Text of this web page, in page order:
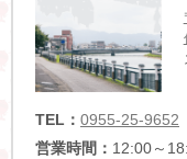
TEL： 0955-25-9652
営業時間： 12:00～